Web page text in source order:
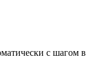
с шагом в